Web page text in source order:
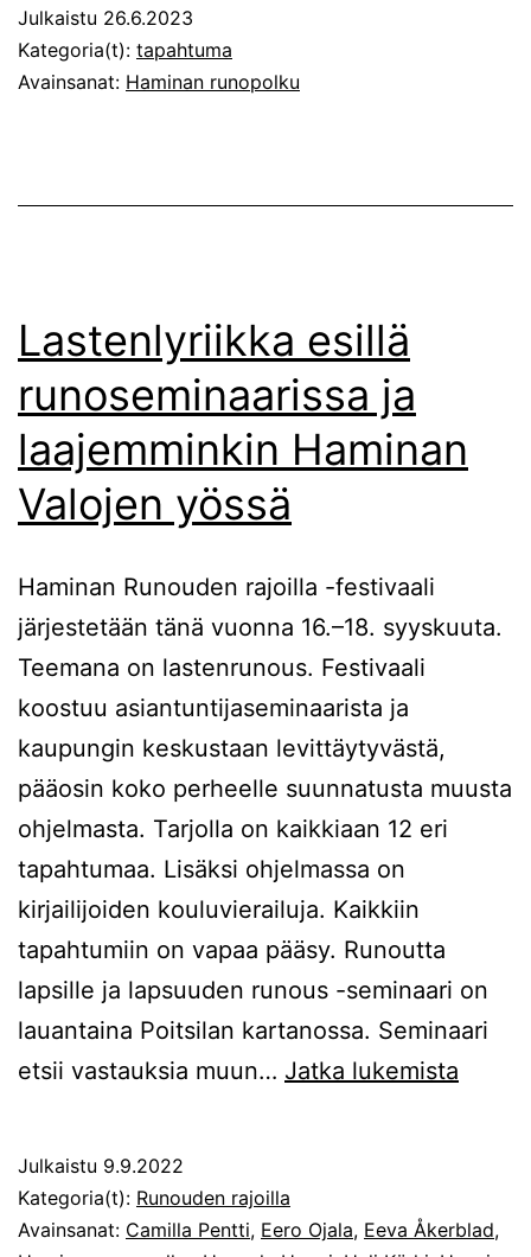
Julkaistu 26.6.2023
Kategoria(t): tapahtuma
Avainsanat: Haminan runopolku
Lastenlyriikka esillä
runoseminaarissa ja
laajemminkin Haminan
Valojen yössä
Haminan Runouden rajoilla -festivaali
järjestetään tänä vuonna 16.–18. syyskuuta.
Teemana on lastenrunous. Festivaali
koostuu asiantuntijaseminaarista ja
kaupungin keskustaan levittäytyvästä,
pääosin koko perheelle suunnatusta muusta
ohjelmasta. Tarjolla on kaikkiaan 12 eri
tapahtumaa. Lisäksi ohjelmassa on
kirjailijoiden kouluvierailuja. Kaikkiin
tapahtumiin on vapaa pääsy. Runoutta
lapsille ja lapsuuden runous -seminaari on
lauantaina Poitsilan kartanossa. Seminaari
etsii vastauksia muun… Jatka lukemista
Julkaistu 9.9.2022
Kategoria(t): Runouden rajoilla
Avainsanat: Camilla Pentti, Eero Ojala, Eeva Åkerblad,